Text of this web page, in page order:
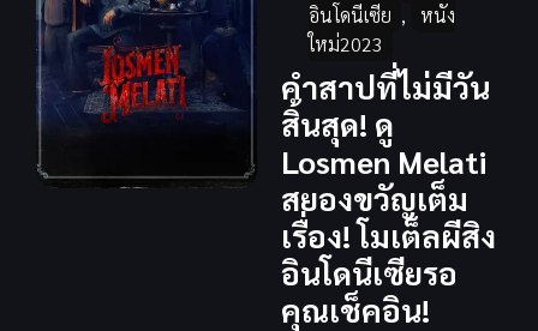
อินโดนีเซีย ,
หนัง
ใหม่2023
คำสาปที่ไม่มีวัน
สิ้นสุด! ดู
Losmen Melati
สยองขวัญเต็ม
เรื่อง! โมเต็ลผีสิง
อินโดนีเซียรอ
คุณเช็คอิน!